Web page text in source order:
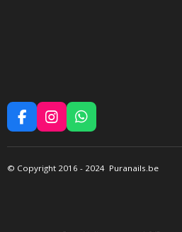
F
A
C
E
B
I
N
S
T
A
W
H
A
T
S
© Copyright 2016 - 2024 Puranails.be